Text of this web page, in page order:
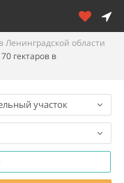
Ленинградской области
гектаров в
участок